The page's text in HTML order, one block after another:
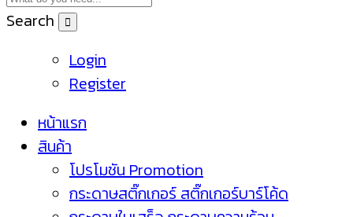
Search
Login
Register
หน้าแรก
สินค้า
โปรโมชัน Promotion
กระดาษสติ๊กเกอร์ สติ๊กเกอร์บาร์โค้ด